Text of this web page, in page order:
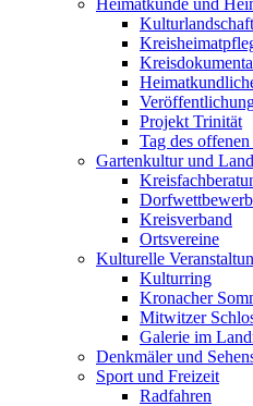
Heimatkunde und
Projekt Trinität
Tag des
Gartenkultur und
Dorfwettbewerb
Kreisverband
Ortsvereine
Kulturelle
Kulturring
Kronacher
Mitwitzer
Galerie im
Denkmäler und
Sport und Freizeit
Radfahren